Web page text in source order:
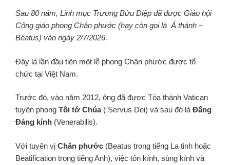
Sau 80 năm, Linh mục Trương Bửu Diệp đã được Giáo hội
Công giáo phong Chân phước (hay còn gọi là Á thánh –
Beatus) vào ngày 2/7/2026.
Đây là lần đầu tiên một lễ phong Chân phước được tổ
chức tại Việt Nam.
Trước đó, vào năm 2012, ông đã được Tòa thánh Vatican
tuyên phong Tôi tớ Chúa( Servus Dei) và sau đó là Đấng
Đáng kính (Venerabilis).
Với tuyên vị Chân phước (Beatus trong tiếng La tinh hoặc
Beatification trong tiếng Anh), việc tôn kính, sùng kính và